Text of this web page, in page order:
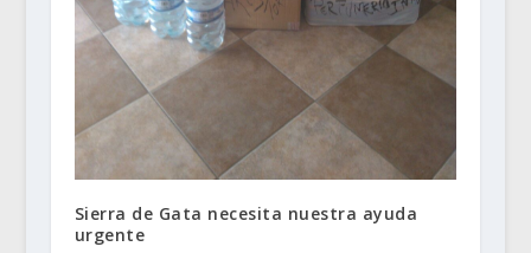
Sierra de Gata necesita nuestra ayuda
urgente